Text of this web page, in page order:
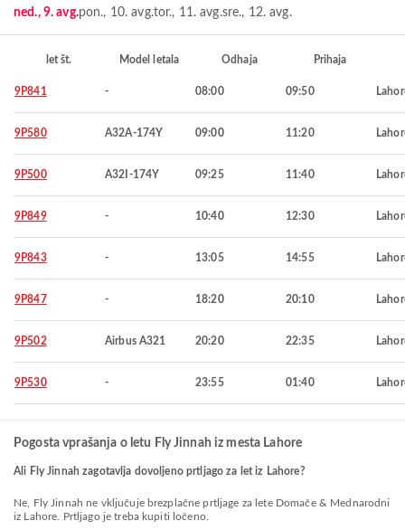
ned., 9. avg.pon., 10. avg.tor., 11. avg.sre., 12. avg.
let št. Model letala Odhaja Prihaja
9P841 - 08:00 09:50
9P580 A32A-174Y 09:00 11:20
9P500 A32I-174Y 09:25 11:40
9P849 - 10:40 12:30
9P843 - 13:05 14:55
9P847 - 18:20 20:10
9P502 Airbus A321 20:20 22:35
9P530 - 23:55 01:40
Pogosta vprašanja o letu Fly Jinnah iz mesta Lahore
Ali Fly Jinnah zagotavlja dovoljeno prtljago za let iz Lahore?
Ne, Fly Jinnah ne vključuje brezplačne prtljage za lete Domače & Mednarodni
iz Lahore. Prtljago je treba kupiti ločeno.